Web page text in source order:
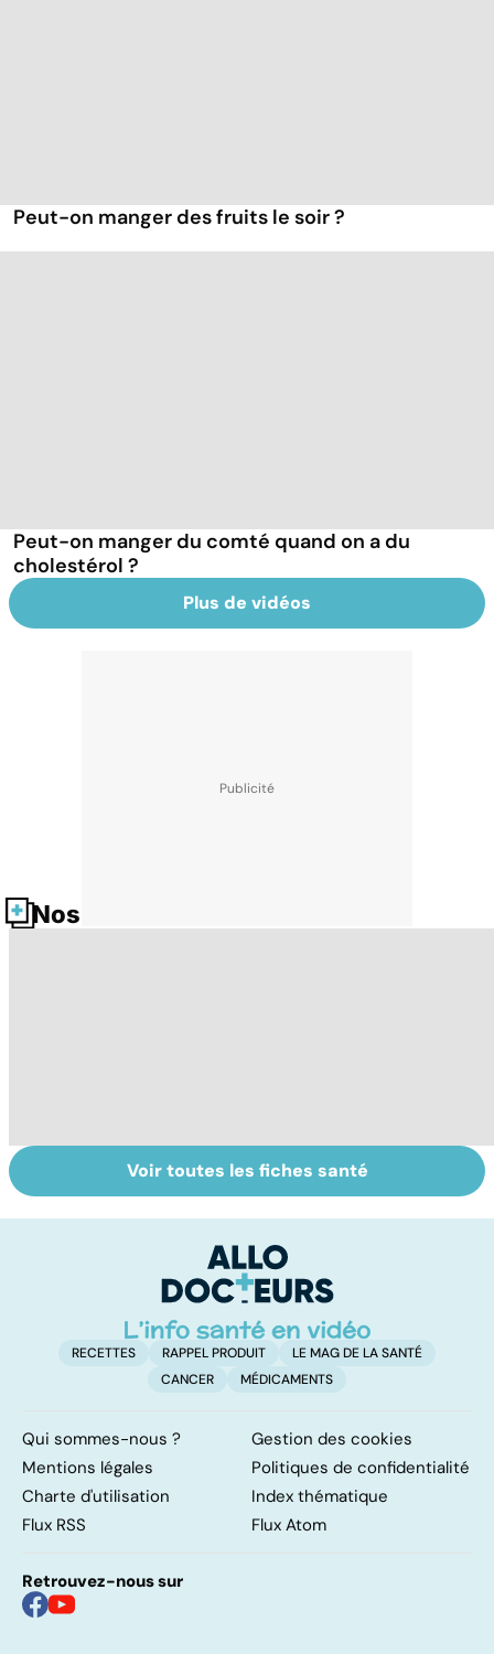
Peut-on manger des fruits le soir ?
Peut-on manger du comté quand on a du
cholestérol ?
Plus de vidéos
Nos fiches santé
Comment tenir
ses bonnes
Régimes
végétarien,
bénéfices pour la
santé ?
Voir toutes les fiches santé
RECETTES RAPPEL PRODUIT
LE MAG DE LA SANTÉ
CANCER
MÉDICAMENTS
Qui sommes-nous ?
Gestion des cookies
Mentions légales
Politiques de confidentialité
Charte d'utilisation
Index thématique
Flux RSS
Flux Atom
Retrouvez-nous sur